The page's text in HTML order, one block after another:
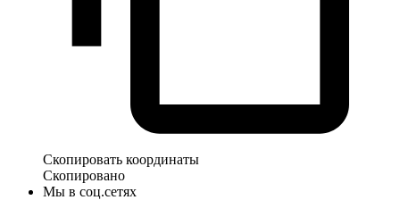
Скопировать координаты
Скопировано
Мы в соц.сетях